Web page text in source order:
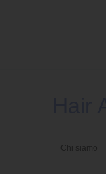
Chi siamo